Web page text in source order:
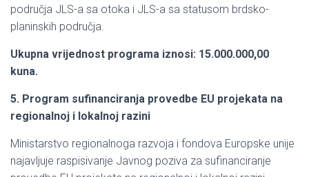
područja JLS-a sa otoka i JLS-a sa statusom brdsko-
planinskih područja.
Ukupna vrijednost programa iznosi: 15.000.000,00
kuna.
5. Program sufinanciranja provedbe EU projekata na
regionalnoj i lokalnoj razini
Ministarstvo regionalnoga razvoja i fondova Europske unije
najavljuje raspisivanje Javnog poziva za sufinanciranje